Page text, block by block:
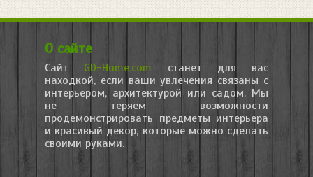
О сайте
Сайт GD-Home.com станет для вас
находкой, если ваши увлечения связаны с
интерьером, архитектурой или садом. Мы
не теряем возможности
продемонстрировать предметы интерьера
и красивый декор, которые можно сделать
своими руками.